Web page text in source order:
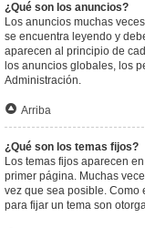
¿Qué son los anuncios?
Los anuncios muchas
se encuentra leyendo y
aparecen al principio de
los anuncios globales, los
Administración.
Arriba
¿Qué son los temas fijos?
Los temas fijos aparecen
primer página. Muchas
vez que sea posible. Como
para fijar un tema son